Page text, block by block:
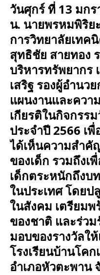
วันศุกร์ ที่ 13 มกร
น. นายพรหมพิริย
การวิทยาลัยเทค
สุทธิชัย สายทอง
บริหารทรัพยากร
เสริฐ รองผู้อำนว
แผนงานและควา
เกียรติในกิจกรร
ประจำปี 2566 เ
ได้เห็นความสำคั
ของเด็ก รวมถึงเ
เด็กตระหนักถึง
ในประเทศ โดยป
ในสังคม เตรียมพ
ของชาติ และร่ว
มอบของรางวัลใ
โรงเรียนบ้านโค
อำเภอหัวตะพาน